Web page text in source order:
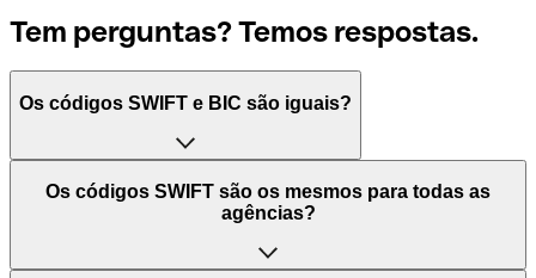
Tem perguntas? Temos respostas.
Os códigos SWIFT e BIC são iguais?
O acrónimo SWIFT significa "Society for Worldwide
Interbank Financial Telecommunication (Sociedade para
Mundiais)". Trata-se de uma rede mundial onde se
Os códigos SWIFT são os mesmos para todas as
agências?